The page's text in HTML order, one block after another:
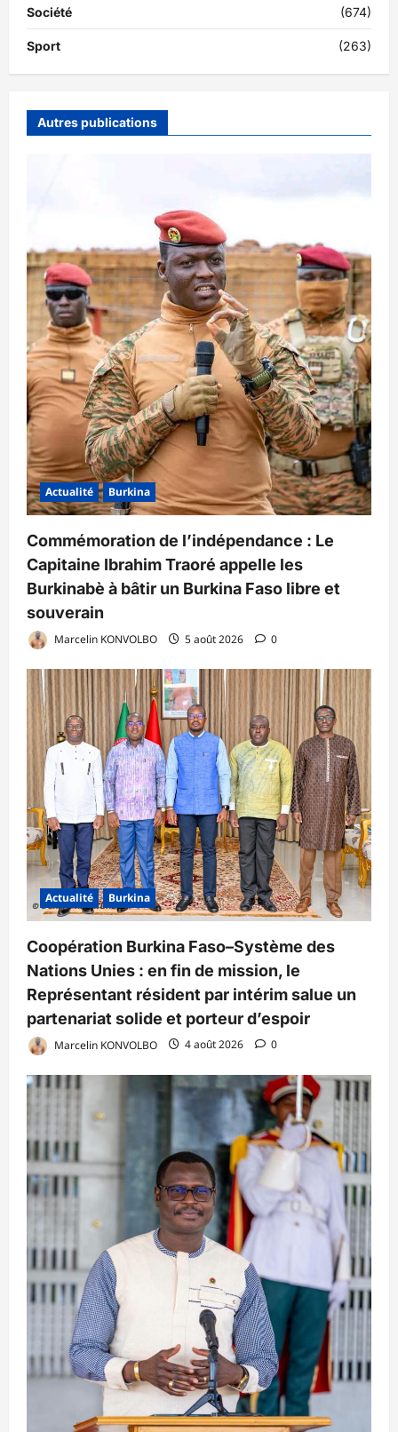
Société (674)
Sport (263)
Autres publications
Actualité Burkina
Commémoration de l’indépendance : Le
Capitaine Ibrahim Traoré appelle les
Burkinabè à bâtir un Burkina Faso libre et
souverain
Marcelin KONVOLBO 5 août 2026 0
Actualité Burkina
Coopération Burkina Faso–Système des
Nations Unies : en fin de mission, le
Représentant résident par intérim salue un
partenariat solide et porteur d’espoir
Marcelin KONVOLBO 4 août 2026 0